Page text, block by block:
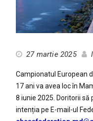
27 martie 2025
Campionatul European
17 ani va avea loc în
8 iunie 2025. Doritorii
intenția pe E-mail-ul